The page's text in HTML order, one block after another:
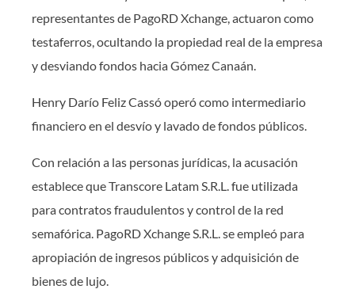
representantes de PagoRD Xchange, actuaron como
testaferros, ocultando la propiedad real de la empresa
y desviando fondos hacia Gómez Canaán.
Henry Darío Feliz Cassó operó como intermediario
financiero en el desvío y lavado de fondos públicos.
Con relación a las personas jurídicas, la acusación
establece que Transcore Latam S.R.L. fue utilizada
para contratos fraudulentos y control de la red
semafórica. PagoRD Xchange S.R.L. se empleó para
apropiación de ingresos públicos y adquisición de
bienes de lujo.